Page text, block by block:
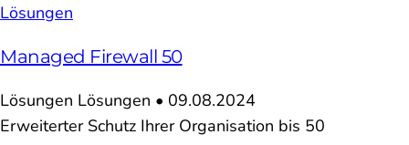
Lösungen
Managed Firewall 50
Lösungen Lösungen • 09.08.2024
Erweiterter Schutz Ihrer Organisation bis 50